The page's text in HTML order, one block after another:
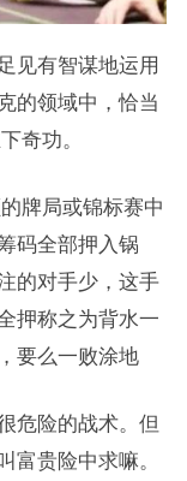
见有智谋地运用
的领域中，恰当
奇功。
牌局或锦标赛中
码全部押入锅
的对手少，这手
押称之为背水一
要么一败涂地
危险的战术。但
富贵险中求嘛。